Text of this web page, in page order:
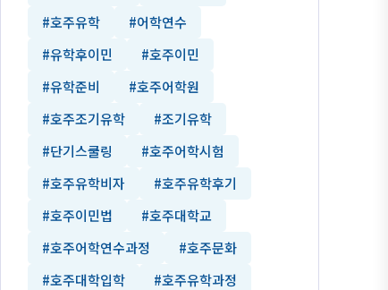
#호주유학
#어학연수
#유학후이민
#호주이민
#유학준비
#호주어학원
#호주조기유학
#조기유학
#단기스쿨링
#호주어학시험
#호주유학비자
#호주유학후기
#호주이민법
#호주대학교
#호주어학연수과정
#호주문화
#호주대학입학
#호주유학과정